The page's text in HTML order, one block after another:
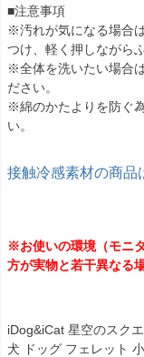
■注意事項
※汚れが気になる場合
つけ、軽く押しながら
※全体を洗いたい場合
ださい。
※綿のかたよりを防ぐ
い。
接触冷感素材の商品
※お使いの環境（モニ
方が実物と若干異なる
iDog&iCat 星空のスク
犬 ドッグ フェレット